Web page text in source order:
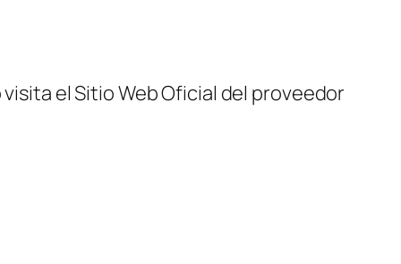
el Sitio Web Oficial del proveedor